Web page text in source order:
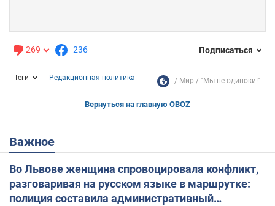
269 236 Подписаться
Теги Редакционная политика Мир "Мы не одиноки!"...
Вернуться на главную OBOZ
Важное
Во Львове женщина спровоцировала конфликт,
разговаривая на русском языке в маршрутке:
полиция составила административный